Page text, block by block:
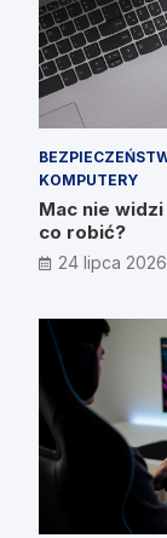
KOMPUTERY
Mac nie
co robić?
24 lipca 2026